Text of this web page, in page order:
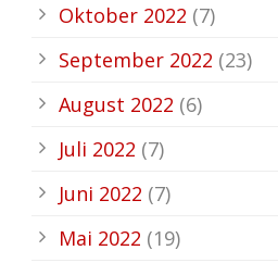
Oktober 2022 (7)
September 2022 (23)
August 2022 (6)
Juli 2022 (7)
Juni 2022 (7)
Mai 2022 (19)